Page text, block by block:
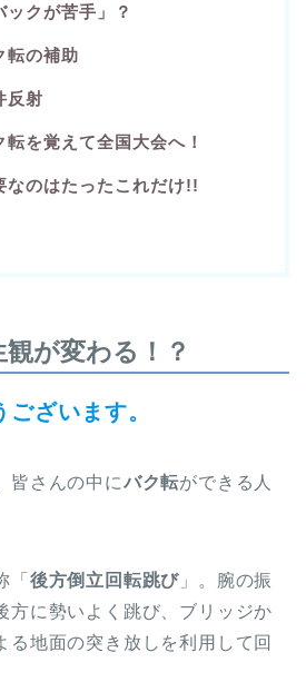
クが苦手」？
の補助
射
を覚えて全国大会へ！
なのはたったこれだけ!!
が変わる！？
ざいます。
皆さんの中にバク転ができる人
「 後方倒立回転跳び 」。腕の振
方に勢いよく跳び、ブリッジか
る地面の突き放しを利用して回